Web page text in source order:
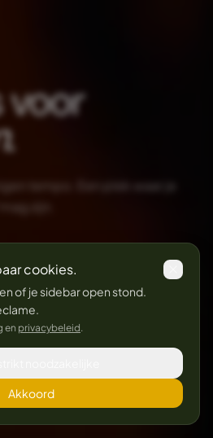
voor
cookies.
of je sidebar open stond.
en privacybeleid.
Akkoord